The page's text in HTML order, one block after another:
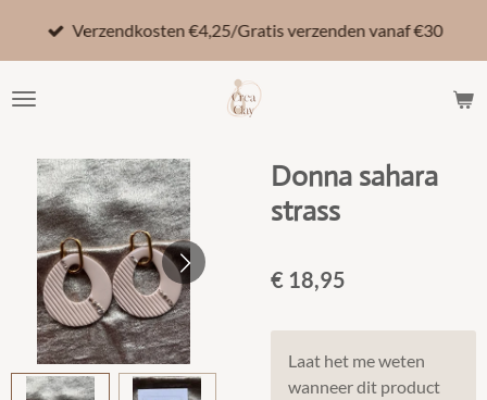
de
Verzendkosten €4,25/Gratis verzenden vanaf €30
Donna sahara
strass
€ 18,95
Laat het me weten
wanneer dit product